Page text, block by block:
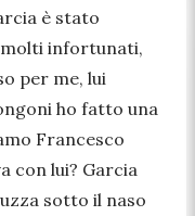
è stato
infortunati,
per me, lui
ho fatto una
Francesco
con lui? Garcia
sotto il naso